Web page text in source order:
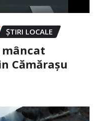
ȘTIRI LOCALE
mâncat
Cămărașu